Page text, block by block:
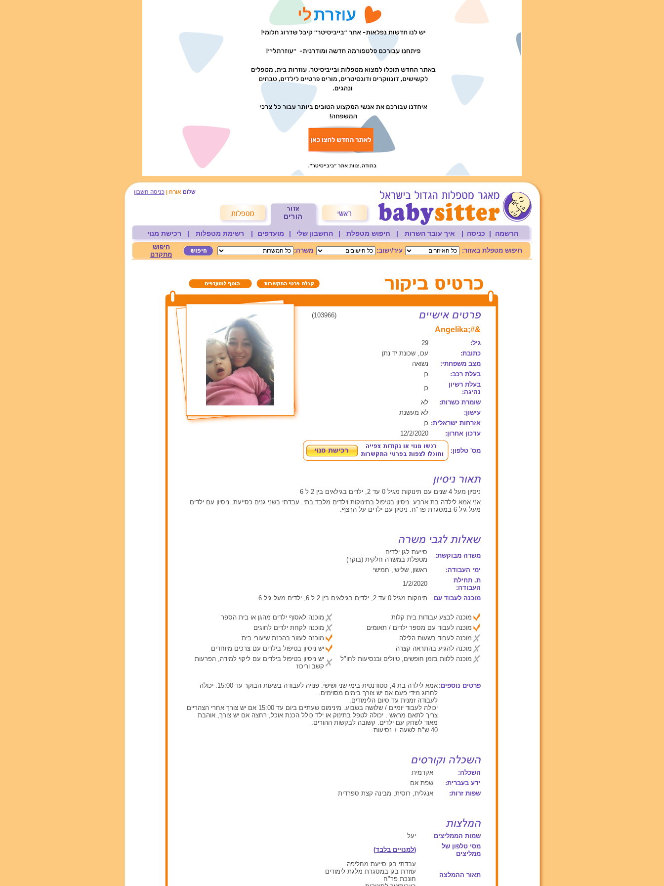
שלום אורח |כניסה חשבון
הרשמה | כניסה | איך עובד השרות | חיפוש מטפלת | החשבון שלי | מועדפים | רשימת מטפלות | רכישת מנוי
חיפוש מטפלת באזור: עיר/ישוב: משרה:
חיפוש
מתקדם
(103966)
&#;Angelika
גיל:
29
כתובת:
עכו, שכונת יד נתן
מצב משפחתי:
נשואה
בעלת רכב:
כן
בעלת רשיון
נהיגה:
כן
שומרת כשרות:
לא
עישון:
לא מעשנת
אזרחות ישראלית: כן
עדכון אחרון:
12/2/2020
מס' טלפון:
ניסיון מעל 4 שנים עם תינוקות מגיל 0 עד 2, ילדים בגילאים בין 2 ל 6
אני אמא לילדה בת ארבע. ניסיון בטיפול בתינוקות וילדים מלבד בתי. עבדתי בשני גנים כסייעת. ניסיון עם ילדים
מעל גיל 6 במסגרת פר"ח. ניסיון עם ילדים על הרצף.
משרה מבוקשת:
סייעת לגן ילדים
מטפלת במשרה חלקית (בוקר)
ימי העבודה:
ראשון, שלישי, חמישי
ת. תחילת
העבודה:
1/2/2020
מוכנה לעבוד עם
תינוקות מגיל 0 עד 2, ילדים בגילאים בין 2 ל 6, ילדים מעל גיל 6
מוכנה לבצע עבודות בית קלות
מוכנה לעבוד עם מספר ילדים / תאומים
מוכנה לעבוד בשעות הלילה
מוכנה להגיע בהתראה קצרה
מוכנה ללוות בזמן חופשים, טיולים ובנסיעות לחו"ל
מוכנה לאסוף ילדים מהגן או בית הספר
מוכנה לקחת ילדים לחוגים
מוכנה לעזור בהכנת שיעורי בית
יש ניסיון בטיפול בילדים עם צרכים מיוחדים
יש ניסיון בטיפול בילדים עם ליקוי למידה, הפרעות
קשב וריכוז
פרטים נוספים:
אמא לילדה בת 4, סטודנטית בימי שני ושישי. פנויה לעבודה בשעות הבוקר עד 15:00. יכולה
לחרוג מידי פעם אם יש צורך בימים מסוימים.
לעבודה זמנית עד סיום הלימודים.
יכולה לעבוד יומיים / שלושה בשבוע. מינימום שעתיים ביום עד 15:00 אם יש צורך אחרי הצהריים
צריך לתאם מראש . יכולה לטפל בתינוק או ילד כולל הכנת אוכל, רחצה אם יש צורך, אוהבת
מאוד לשחק עם ילדים. קשובה לבקשות ההורים.
40 ש"ח לשעה + נסיעות
השכלה:
אקדמית
ידע בעברית:
שפת אם
שפות זרות:
אנגלית, רוסית, מבינה קצת ספרדית
שמות הממליצים
יעל
מסי טלפון של
ממליצים
(למנויים בלבד)
תאור ההמלצה
עבדתי בגן סייעת מחליפה
עוזרת בגן במסגרת מלגת לימודים
חונכת פר"ח